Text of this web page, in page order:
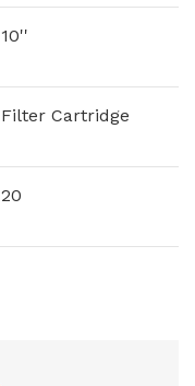
10''
Filter Cartridge
20